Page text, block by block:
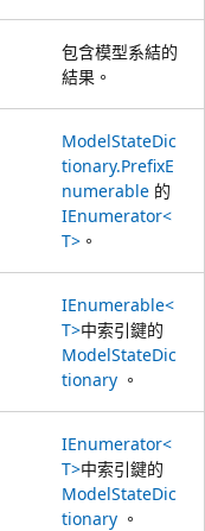
包含模型系結的
結果。
ModelStateDic
tionary.PrefixE
numerable 的
IEnumerator<
T> 。
IEnumerable<
T>中索引鍵的
ModelStateDic
tionary 。
IEnumerator<
T>中索引鍵的
ModelStateDic
tionary 。